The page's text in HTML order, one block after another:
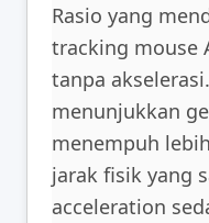
Rasio yang
tracking mouse
tanpa
menunjukkan
menempuh
jarak fisik yang
acceleration